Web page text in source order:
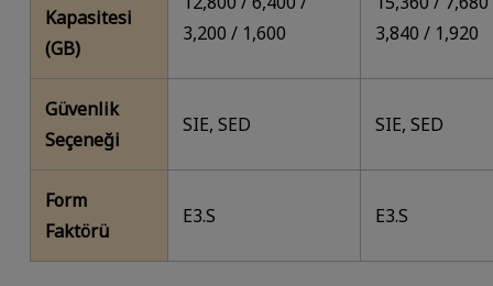
Kapasitesi
(GB)
3,200 / 1,600
3,840 / 1,920
Güvenlik
Seçeneği
SIE, SED SIE, SED
Form
Faktörü
E3.S E3.S